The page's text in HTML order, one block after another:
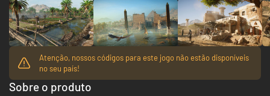
Atenção, nossos códigos para este jogo não estão disponíveis
no seu país!
Sobre o produto